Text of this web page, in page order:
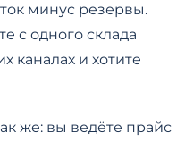
минус резервы.
с одного склада
каналах и хотите
же: вы ведёте прайс